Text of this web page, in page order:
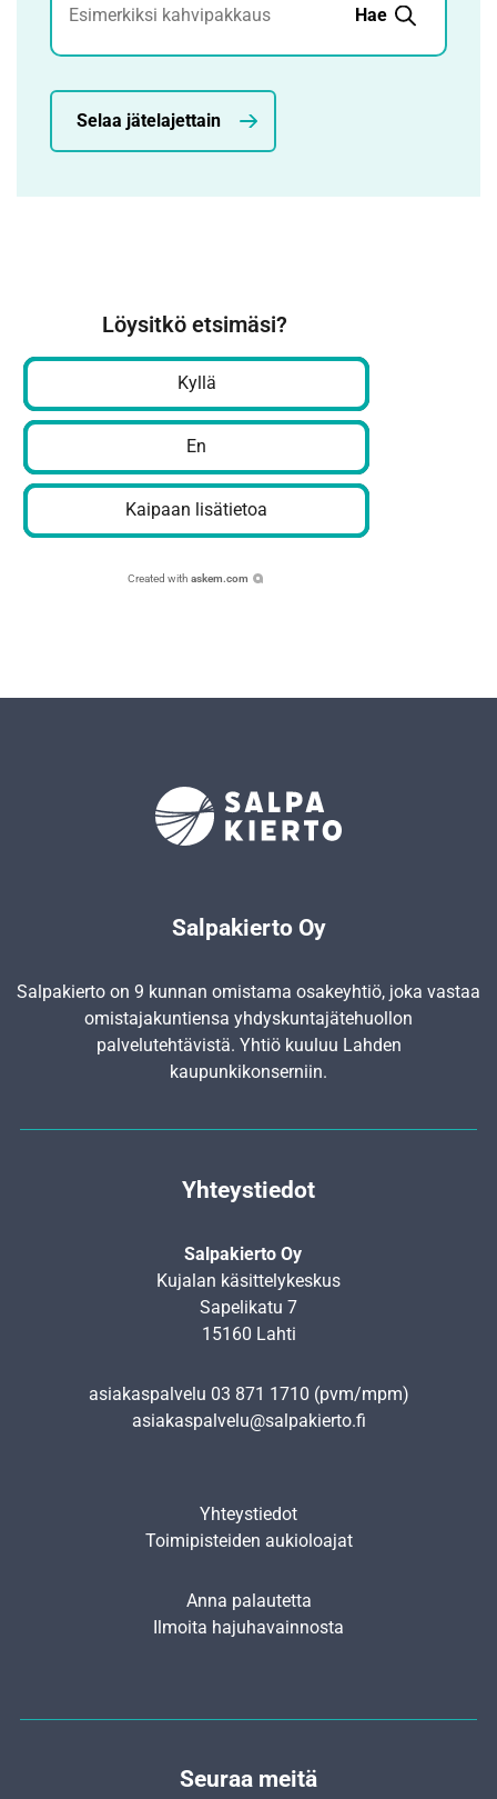
Hae
Selaa jätelajettain
Löysitkö etsimäsi?
Kyllä
En
Kaipaan lisätietoa
Created with askem.com
Salpakierto Oy
Salpakierto on 9 kunnan omistama osakeyhtiö, joka vastaa
omistajakuntiensa yhdyskunta­jätehuollon
palvelutehtävistä. Yhtiö kuuluu Lahden
kaupunkikonserniin.
Yhteystiedot
Salpakierto Oy
Kujalan käsittelykeskus
Sapelikatu 7
15160 Lahti
asiakaspalvelu 03 871 1710 (pvm/mpm)
asiakaspalvelu@salpakierto.fi
Yhteystiedot
Toimipisteiden aukioloajat
Anna palautetta
Ilmoita hajuhavainnosta
Seuraa meitä